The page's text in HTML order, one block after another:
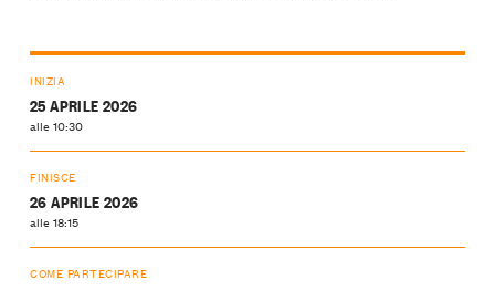
INIZIA
25 APRILE 2026
alle 10:30
FINISCE
26 APRILE 2026
alle 18:15
COME PARTECIPARE